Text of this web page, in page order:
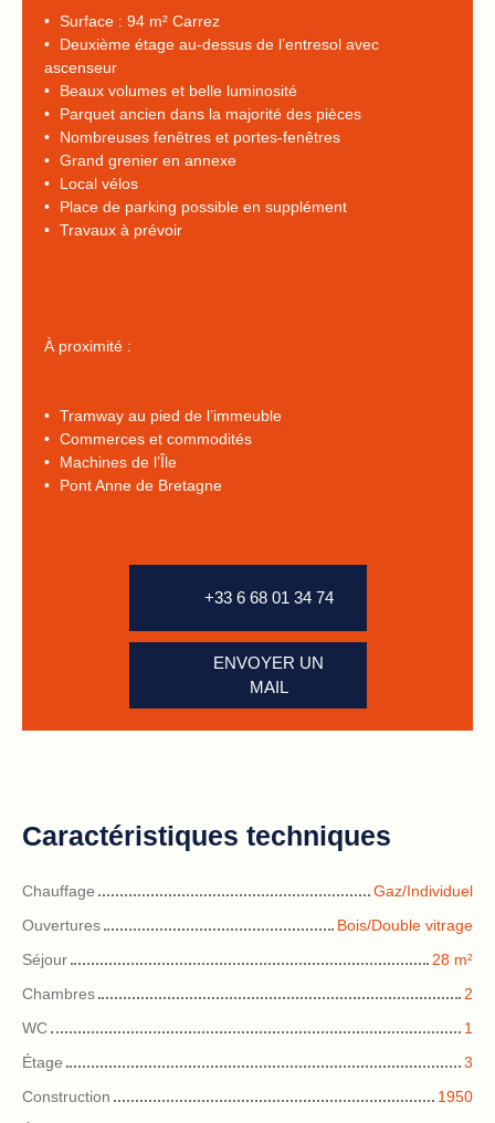
Surface : 94 m² Carrez
Deuxième étage au-dessus de l’entresol avec
ascenseur
Beaux volumes et belle luminosité
Parquet ancien dans la majorité des pièces
Nombreuses fenêtres et portes-fenêtres
Grand grenier en annexe
Local vélos
Place de parking possible en supplément
Travaux à prévoir
À proximité :
Tramway au pied de l’immeuble
Commerces et commodités
Machines de l’Île
Pont Anne de Bretagne
+33 6 68 01 34 74
ENVOYER UN
MAIL
Caractéristiques techniques
Chauffage
Gaz/Individuel
Ouvertures
Bois/Double vitrage
Séjour
28 m²
Chambres
2
WC
1
Étage
3
Construction
1950